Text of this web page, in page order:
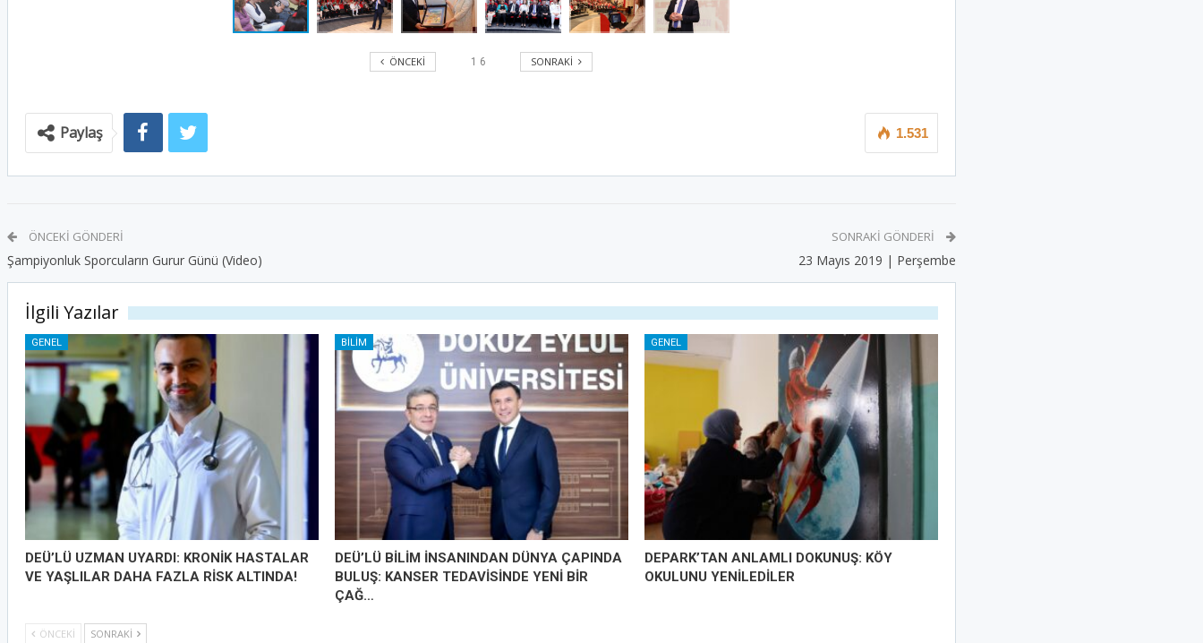
ÖNCEKI 1 6 SONRAKI
1.531
Paylaş
ÖNCEKI GÖNDERI
Şampiyonluk Sporcuların Gurur Günü (Video)
SONRAKI GÖNDERI
23 Mayıs 2019 | Perşembe
İlgili Yazılar
GENEL
DEÜ’LÜ UZMAN UYARDI: KRONİK HASTALAR
VE YAŞLILAR DAHA FAZLA RİSK ALTINDA!
BILIM
DEÜ’LÜ BİLİM İNSANINDAN DÜNYA ÇAPINDA
BULUŞ: KANSER TEDAVİSİNDE YENİ BİR
ÇAĞ…
GENEL
DEPARK’TAN ANLAMLI DOKUNUŞ: KÖY
OKULUNU YENİLEDİLER
ÖNCEKI SONRAKI